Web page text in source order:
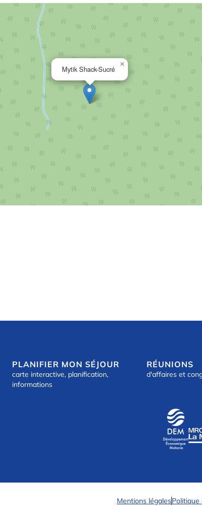
Mytik Shack-Sucré
×
PLANIFIER MON SÉJOUR
carte interactive, planification,
informations
RÉUNIONS
d'affaires et
Mentions légales